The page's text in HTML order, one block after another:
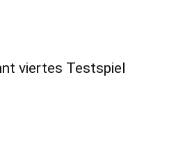
viertes Testspiel